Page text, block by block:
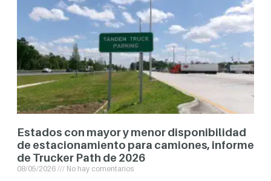
Estados con mayor y menor disponibilidad
de estacionamiento para camiones, informe
de Trucker Path de 2026
08/05/2026 No hay comentarios